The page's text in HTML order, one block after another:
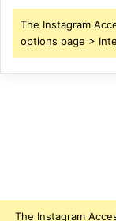
The Instagram
options page >
The Instagram